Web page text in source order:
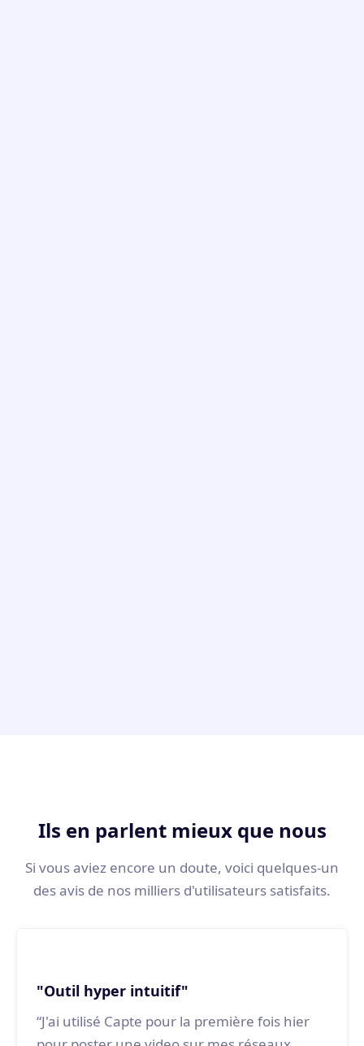
Ils en parlent mieux que nous
Si vous aviez encore un doute, voici quelques-un
des avis de nos milliers d'utilisateurs satisfaits.
"Outil hyper intuitif"
“J'ai utilisé Capte pour la première fois hier